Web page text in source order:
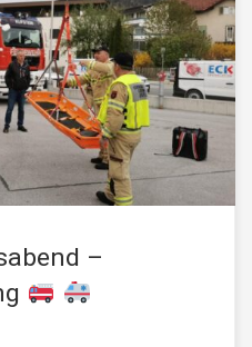
mit
Rettungsdienstes. Im
Themen: Technische
Personenbergung mit der
Feuerwehr und
interdisziplinäre
[…]
–